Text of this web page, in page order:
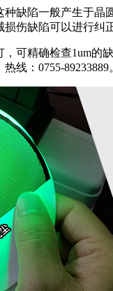
缺陷一般产生于
伤缺陷可以进行纠正
可精确检查1um
线：0755-89233889